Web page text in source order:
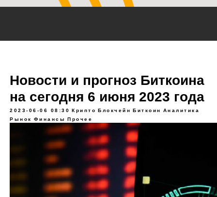
Новости и прогноз Биткоина
на сегодня 6 июня 2023 года
2023-06-06 08:30 Крипто Блокчейн Биткоин
Аналитика
Рынок
Финансы Прочее